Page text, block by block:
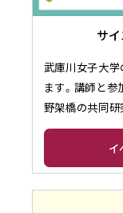
サ
武庫川女子大
ます。講師と
野架橋の共同研
イ